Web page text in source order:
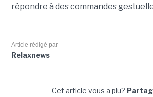
répondre à des commandes
Article rédigé par
Relaxnews
Cet article vous a plu?